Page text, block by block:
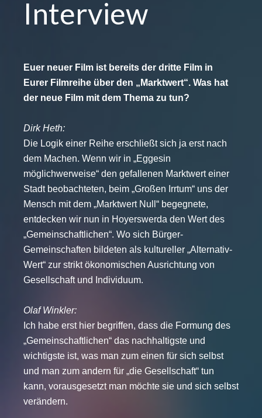
Interview
Euer neuer Film ist bereits der dritte Film in
Eurer Filmreihe über den „Marktwert“. Was hat
der neue Film mit dem Thema zu tun?
Dirk Heth:
Die Logik einer Reihe erschließt sich ja erst nach
dem Machen. Wenn wir in „Eggesin
möglichwerweise“ den gefallenen Marktwert einer
Stadt beobachteten, beim „Großen Irrtum“ uns der
Mensch mit dem „Marktwert Null“ begegnete,
entdecken wir nun in Hoyerswerda den Wert des
„Gemeinschaftlichen“. Wo sich Bürger-
Gemeinschaften bildeten als kultureller „Alternativ-
Wert“ zur strikt ökonomischen Ausrichtung von
Gesellschaft und Individuum.
Olaf Winkler:
Ich habe erst hier begriffen, dass die Formung des
„Gemeinschaftlichen“ das nachhaltigste und
wichtigste ist, was man zum einen für sich selbst
und man zum andern für „die Gesellschaft“ tun
kann, vorausgesetzt man möchte sie und sich selbst
verändern.